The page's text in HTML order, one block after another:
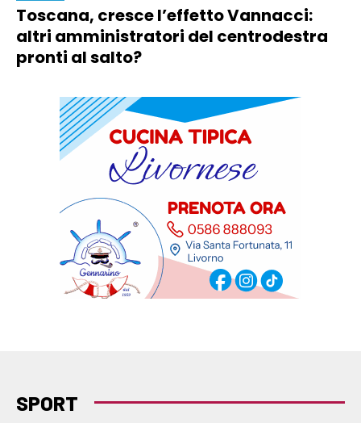
Toscana, cresce l’effetto Vannacci:
altri amministratori del centrodestra
pronti al salto?
SPORT